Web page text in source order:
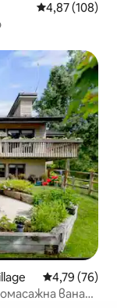
Средна
4,87 (108)
Средна
4,79 (76)
вана~